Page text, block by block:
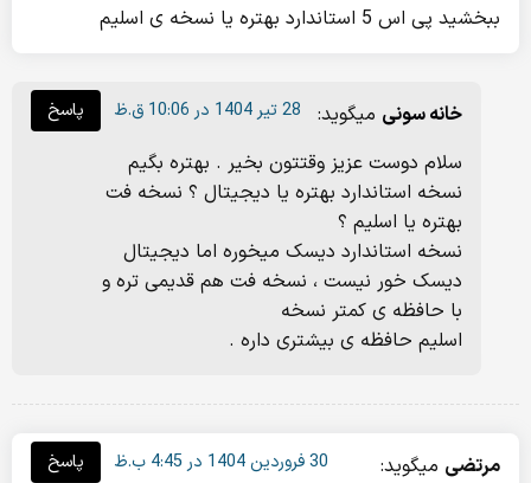
ببخشید پی اس 5 استاندارد بهتره یا نسخه ی اسلیم
خانه سونی میگوید:
سلام دوست عزیز وقتتون بخیر . بهتره بگیم
نسخه استاندارد بهتره یا دیجیتال ؟ نسخه فت
بهتره یا اسلیم ؟
نسخه استاندارد دیسک میخوره اما دیجیتال
دیسک خور نیست ، نسخه فت هم قدیمی تره و
با حافظه ی کمتر نسخه
اسلیم حافظه ی بیشتری داره .
28 تیر 1404 در 10:06 ق.ظ پاسخ
مرتضی میگوید:
30 فروردین 1404 در 4:45 ب.ظ پاسخ